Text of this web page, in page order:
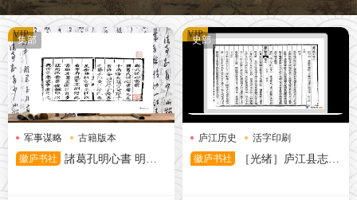
集部
军事谋略
古籍版本
活字印刷
徽庐书社
諸葛孔明心書 明正
VIP 史部
庐江历史
活字印刷
清代县志
徽庐书社
［光绪］庐江县志
VIP